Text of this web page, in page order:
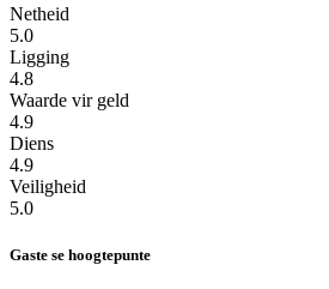
Netheid
5.0
Ligging
4.8
Waarde vir geld
4.9
Diens
4.9
Veiligheid
5.0
Gaste se hoogtepunte